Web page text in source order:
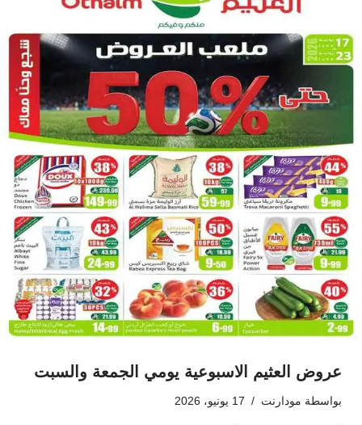
عروض العثيم الاسبوعية يومي الجمعة والسبت
بواسطة مودارنت 17 يونيو، 2026